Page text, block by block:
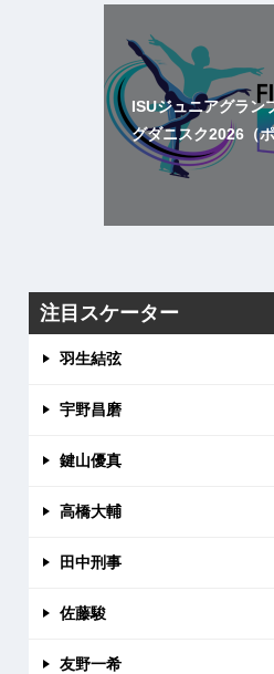
ISUジュニアグラ
グダニスク2026（
注目スケーター
羽生結弦
宇野昌磨
鍵山優真
高橋大輔
田中刑事
佐藤駿
友野一希